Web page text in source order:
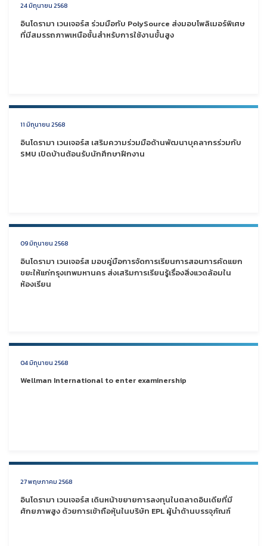
24 มิถุนายน 2568
อินโดรามา เวนเจอร์ส ร่วมมือกับ PolySource ส่งมอบโพลิเมอร์พิเศษ
ที่มีสมรรถภาพเหนือชั้นสำหรับการใช้งานขั้นสูง
11 มิถุนายน 2568
อินโดรามา เวนเจอร์ส เสริมความร่วมมือด้านพัฒนาบุคลากรร่วมกับ
SMU เปิดบ้านต้อนรับนักศึกษาฝึกงาน
09 มิถุนายน 2568
อินโดรามา เวนเจอร์ส มอบคู่มือการจัดการเรียนการสอนการคัดแยก
ขยะให้แก่กรุงเทพมหานคร ส่งเสริมการเรียนรู้เรื่องสิ่งแวดล้อมใน
ห้องเรียน
04 มิถุนายน 2568
Wellman International to enter examinership
27 พฤษภาคม 2568
อินโดรามา เวนเจอร์ส เดินหน้าขยายการลงทุนในตลาดอินเดียที่มี
ศักยภาพสูง ด้วยการเข้าถือหุ้นในบริษัท EPL ผู้นำด้านบรรจุภัณฑ์